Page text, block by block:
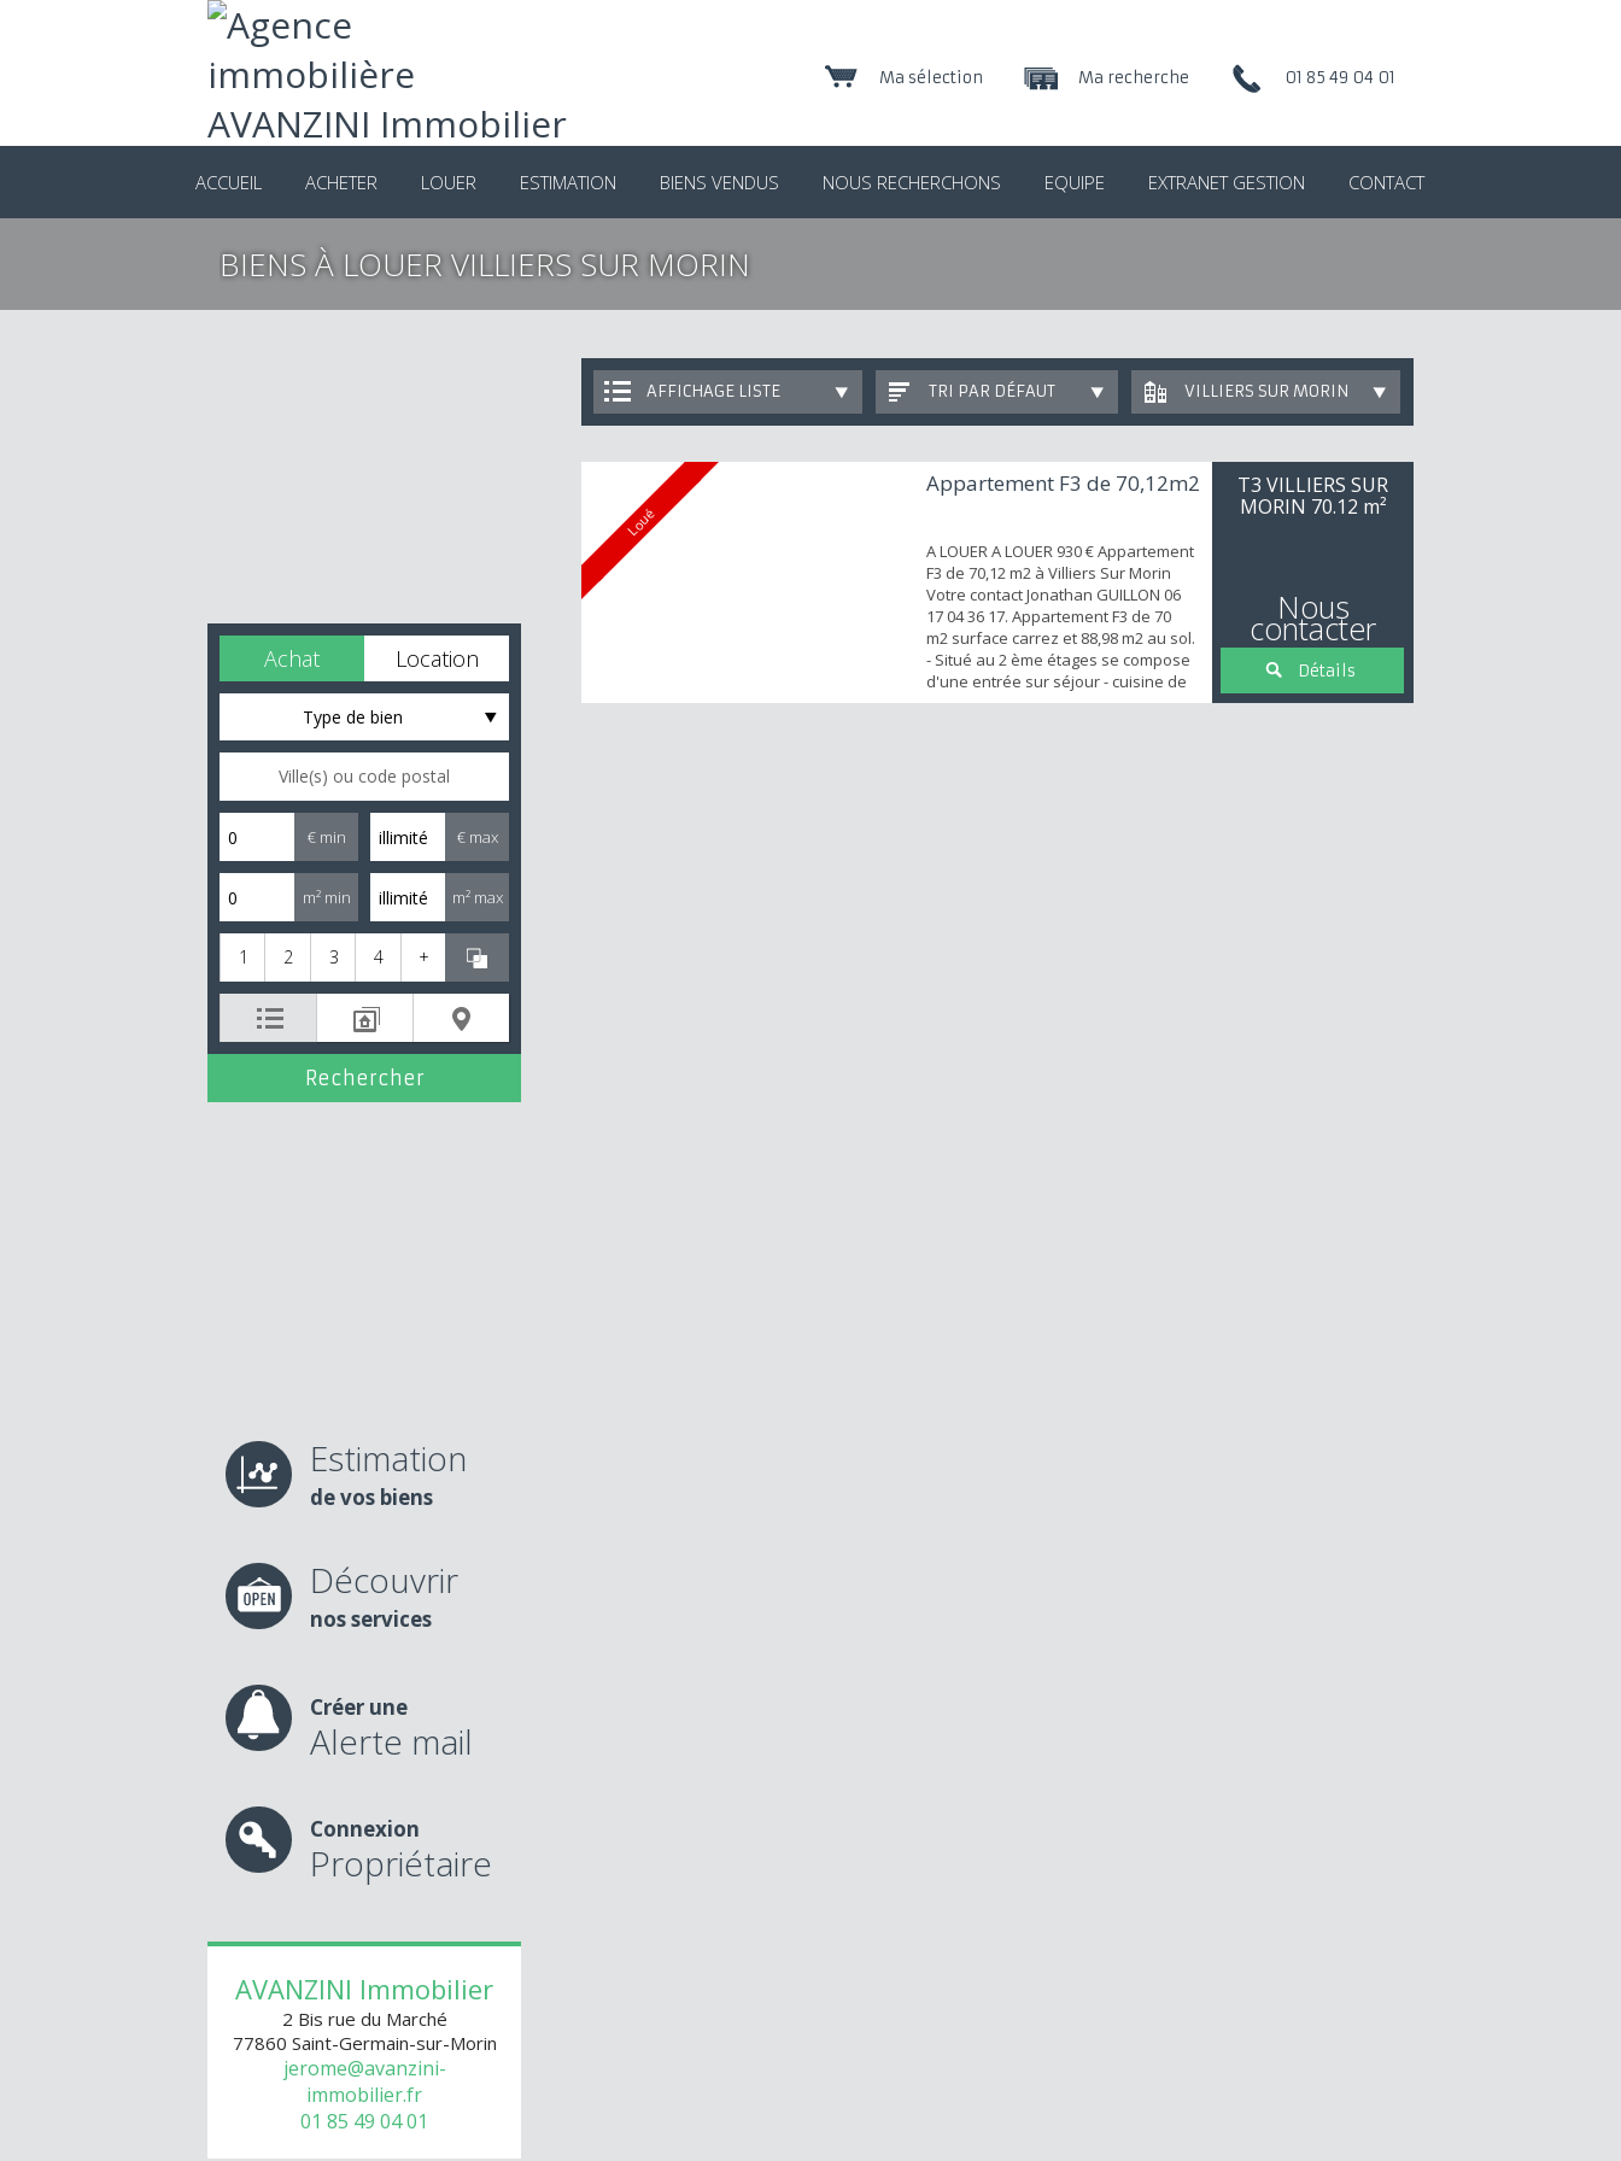
01 85 49 04 01
Ma recherche
Ma sélection
ACCUEIL ACHETER LOUER ESTIMATION BIENS VENDUS NOUS RECHERCHONS EQUIPE EXTRANET GESTION CONTACT
BIENS À LOUER VILLIERS SUR MORIN
Achat Location
Type de bien
€ min € max
m² min m² max
1 2 3 4 +
Estimation
de vos biens
Découvrir
nos services
Créer une
Alerte mail
Connexion
Propriétaire
AVANZINI Immobilier
2 Bis rue du Marché
77860 Saint-Germain-sur-Morin
jerome@avanzini-
immobilier.fr
01 85 49 04 01
AFFICHAGE LISTE TRI PAR DÉFAUT VILLIERS SUR MORIN
Loué
Appartement F3 de 70,12m2
A LOUER A LOUER 930 € Appartement
F3 de 70,12 m2 à Villiers Sur Morin
Votre contact Jonathan GUILLON 06
17 04 36 17. Appartement F3 de 70
m2 surface carrez et 88,98 m2 au sol.
- Situé au 2 ème étages se compose
d'une entrée sur séjour - cuisine de
45 m2 entièrement aménagée, 2
T3 VILLIERS SUR
MORIN 70.12 m²
Nous
contacter
Détails